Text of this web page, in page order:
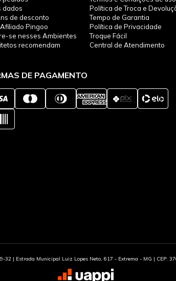
dados
de desconto
Pingoo
se nesses Ambientes
recomendam
Política de Troca e
Tempo de Garantia
Política de Privacidade
Troque Fácil
Central de Atendimento
DE PAGAMENTO
32 | Estrada Municipal Luiz Lopes Neto, 617 - Extrema - MG | CEP: